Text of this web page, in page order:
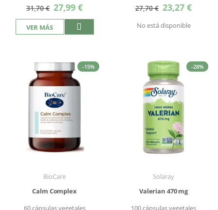
31,70 € Precio
especial
27,99 €
VER MÁS
27,70 € Precio
especial
23,27 €
No está disponible
-15%
BioCare
Calm Complex
60 cápsulas vegetales
-28%
Solaray
Valerian 470 mg
100 cápsulas vegetales